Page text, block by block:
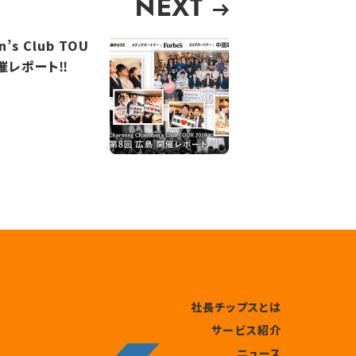
NEXT
Club TOU
レポート‼
社長チップスとは
サービス紹介